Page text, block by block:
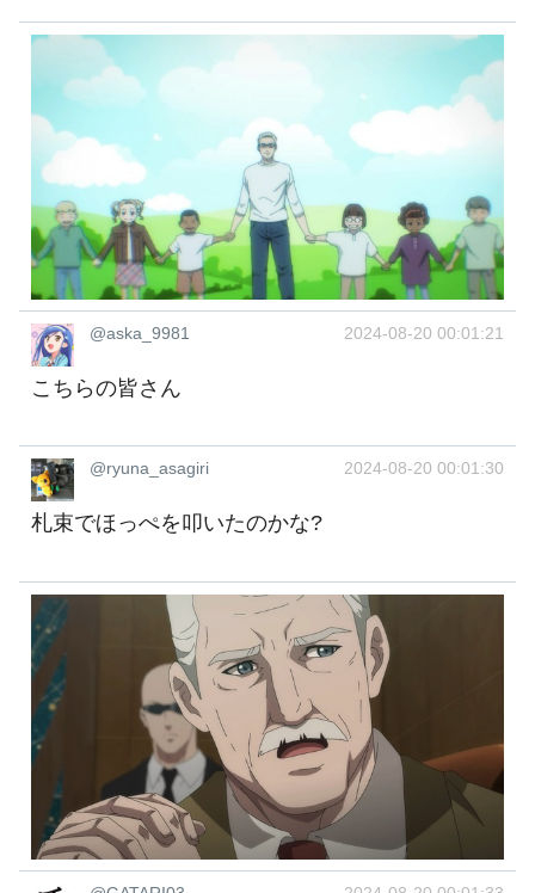
@aska_9981 2024-08-20 00:01:21
こちらの皆さん
@ryuna_asagiri 2024-08-20 00:01:30
札束でほっぺを叩いたのかな?